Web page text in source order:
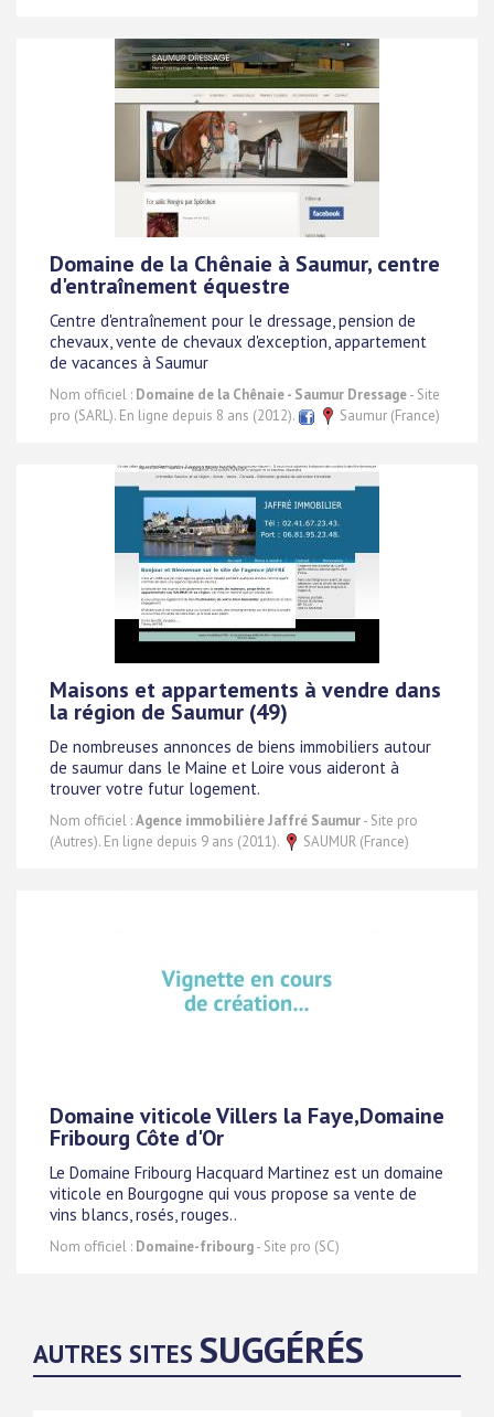
Domaine de la Chênaie à Saumur, centre
d'entraînement équestre
Centre d'entraînement pour le dressage, pension de
chevaux, vente de chevaux d'exception, appartement
de vacances à Saumur
Nom officiel : Domaine de la Chênaie - Saumur Dressage- Site
pro (SARL). En ligne depuis 8 ans (2012).
Saumur (France)
Maisons et appartements à vendre dans
la région de Saumur (49)
De nombreuses annonces de biens immobiliers autour
de saumur dans le Maine et Loire vous aideront à
trouver votre futur logement.
Nom officiel :Agence immobilière Jaffré Saumur- Site pro
(Autres). En ligne depuis 9 ans (2011).
SAUMUR (France)
Domaine viticole Villers la Faye,Domaine
Fribourg Côte d'Or
Le Domaine Fribourg Hacquard Martinez est un domaine
viticole en Bourgogne qui vous propose sa vente de
vins blancs, rosés, rouges..
Nom officiel : Domaine-fribourg- Site pro (SC)
AUTRES SITES SUGGÉRÉS